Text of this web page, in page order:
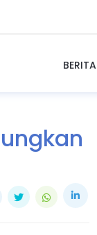
BERITA